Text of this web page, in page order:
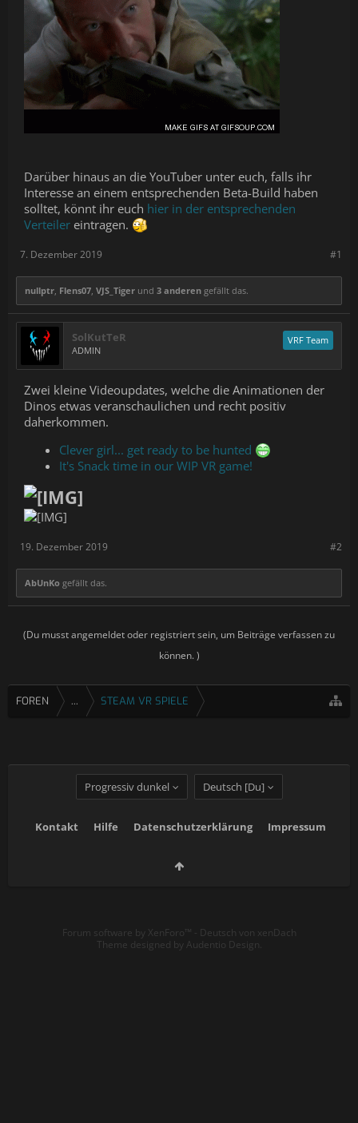
Darüber hinaus an die YouTuber unter euch, falls ihr
Interesse an einem entsprechenden Beta-Build haben
solltet, könnt ihr euch hier in der entsprechenden
Verteiler eintragen.
#1
7. Dezember 2019
nullptr Flens07 VJS_Tiger und 3 anderen gefällt das.
SolKutTeR
ADMIN
VRF Team
Zwei kleine Videoupdates, welche die Animationen der
Dinos etwas veranschaulichen und recht positiv
daherkommen.
Clever girl... get ready to be hunted
It's Snack time in our WIP VR game!
#2
19. Dezember 2019
AbUnKo gefällt das.
(Du musst angemeldet oder registriert sein, um Beiträge verfassen zu
können. )
FOREN ... STEAM VR SPIELE
Progressiv dunkel Deutsch [Du]
Kontakt Hilfe Datenschutzerklärung Impressum
Forum software by XenForo™ - Deutsch von xenDach
Theme designed by Audentio Design.